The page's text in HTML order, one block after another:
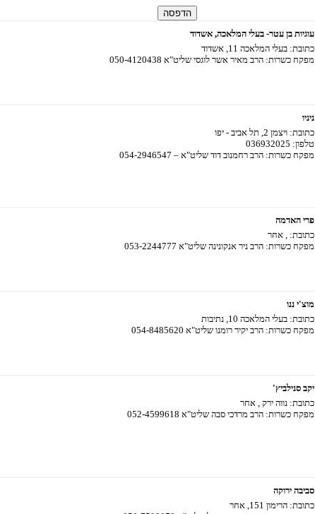
עוגיות בן עטר- בעלי המלאכה, אשדוד
כתובת: בעלי המלאכה 11, אשדוד
מפקח כשרות: הרב מאיר אשר לוגסי שליט"א 050-4120438
ניניו
כתובת: ויצמן 2, תל אביב - יפו
טלפון: 036932025
מפקח כשרות: הרב רחמנוב דוד שליט"א – 054-2946547
פרי האדמה
כתובת: , אחר
מפקח כשרות: הרב ניר אנקונינה שליט"א 053-2244777
מוצ'י ננו
כתובת: בעלי המלאכה 10, נתיבות
מפקח כשרות: הרב יקיר רומנו שליט"א 054-8485620
יקב סנילביץ'
כתובת: נווה ירק , אחר
מפקח כשרות: הרב מרדכי סבה שליט"א 052-4599618
סביבה ירוקה
כתובת: הרימון 151, אחר